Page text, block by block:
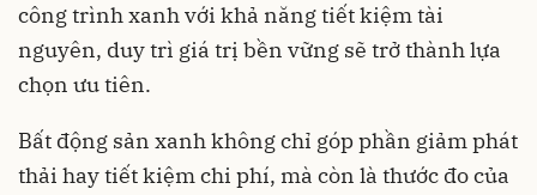
công trình xanh với khả năng tiết kiệm tài
nguyên, duy trì giá trị bền vững sẽ trở thành lựa
chọn ưu tiên.
Bất động sản xanh không chỉ góp phần giảm phát
thải hay tiết kiệm chi phí, mà còn là thước đo của